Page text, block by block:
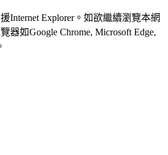
Internet Explorer。如欲繼續瀏覽本網
器如Google Chrome, Microsoft Edge,